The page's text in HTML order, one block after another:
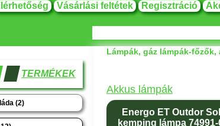
Vásárlási feltétek Regisztráció
TERMÉKEK
(2)
Lámpák, gáz lámpák-
Akkus lámpák
Energo ET Outdor
kemping lámpa 74991-